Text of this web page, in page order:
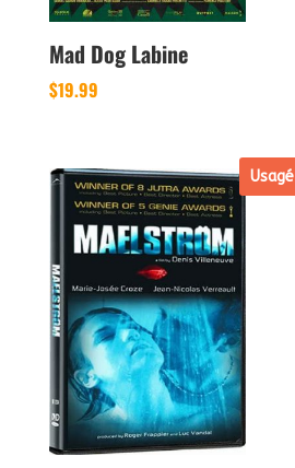
Mad Dog Labine
$19.99
Usagé